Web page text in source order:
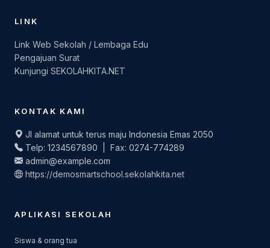
LINK
Link Web Sekolah / Lembaga Edu
Pengajuan Surat
Kunjungi SEKOLAHKITA.NET
KONTAK KAMI
Jl alamat untuk terus maju Indonesia Emas 2050
Telp: 1234567890 | Fax: 0274-774289
admin@example.com
https://demosmartschool.sekolahkita.net
APLIKASI SEKOLAH
Siswa & orang tua